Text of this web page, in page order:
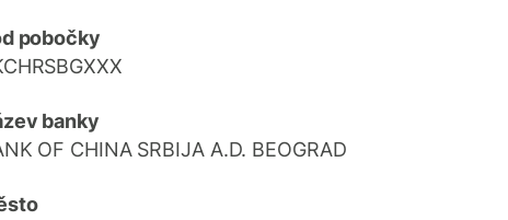
pobočky
banky
OF CHINA SRBIJA A.D. BEOGRAD